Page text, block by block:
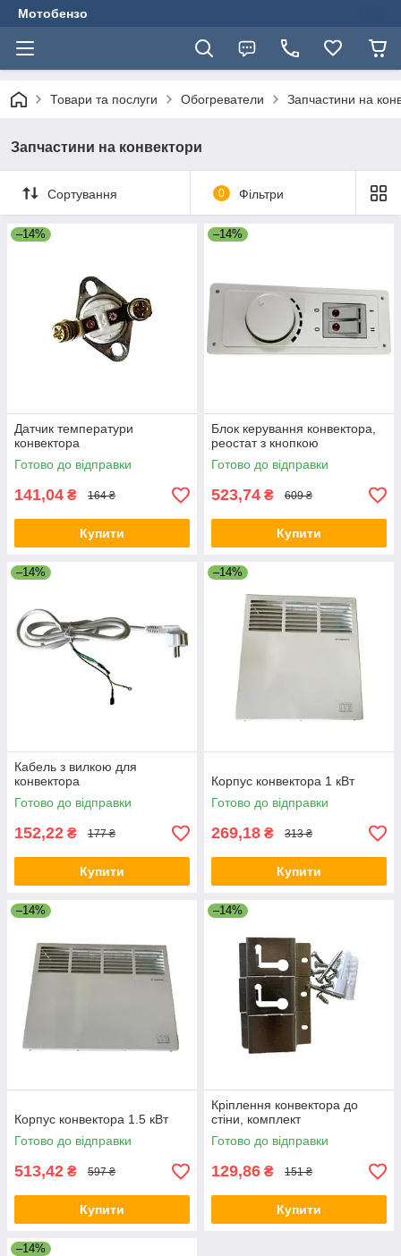
Мотобензо
Товари та послуги Обогреватели Запчастини на
Запчастини на конвектори
Сортування 0 Фільтри
–14%
Датчик температури
конвектора
Готово до відправки
141,04 ₴ 164 ₴
Купити
–14%
Блок керування конвектора,
реостат з кнопкою
Готово до відправки
523,74 ₴ 609 ₴
Купити
–14%
Кабель з вилкою для
конвектора
Готово до відправки
152,22 ₴ 177 ₴
Купити
–14%
Корпус конвектора 1 кВт
Готово до відправки
269,18 ₴ 313 ₴
Купити
–14%
Корпус конвектора 1.5 кВт
Готово до відправки
513,42 ₴ 597 ₴
Купити
–14%
Кріплення конвектора до
стіни, комплект
Готово до відправки
129,86 ₴ 151 ₴
Купити
–14%